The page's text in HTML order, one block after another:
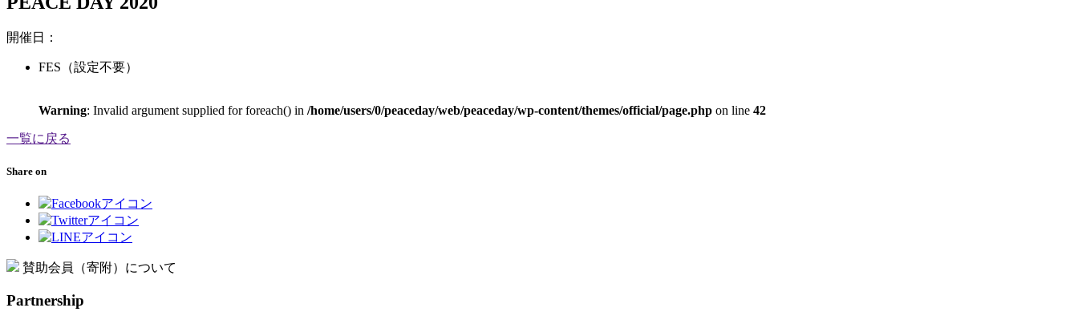
開催日：
FES（設定不要）
Warning: Invalid argument supplied for foreach() in /home/users/0/peaceday/web/peaceday/wp-content/themes/official/page.php on line 42
一覧に戻る
Share on
賛助会員（寄附）について
Partnership